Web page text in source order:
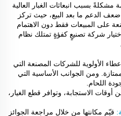
مشكلةً بسبب انبعاثات الغبار العالية
ضعف الدعم ما بعد البيع، حيث تركز
على المبيعات فقط دون الاهتمام
شركة تصنيعٍ كفؤةٍ تمتلك نظام
الأولوية للشركات المصنعة التي
ومن الجوانب الأساسية التي
اللحام.
الاستجابة، وتوافر قطع الغيار،
قيّم مكانتها من خلال مراجعة الجوائز